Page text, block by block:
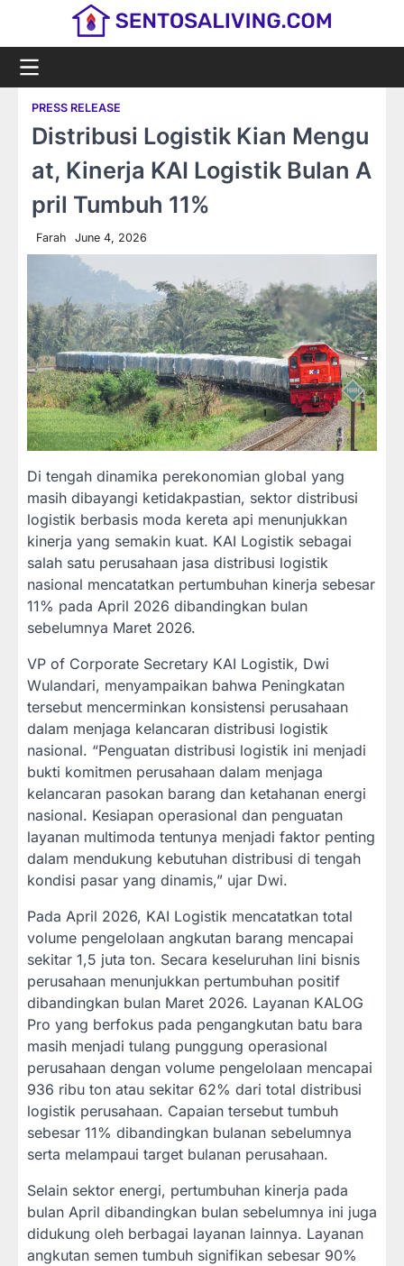
PRESS RELEASE
Distribusi Logistik Kian Mengu
at, Kinerja KAI Logistik Bulan A
pril Tumbuh 11%
Farah June 4, 2026
Di tengah dinamika perekonomian global yang
masih dibayangi ketidakpastian, sektor distribusi
logistik berbasis moda kereta api menunjukkan
kinerja yang semakin kuat. KAI Logistik sebagai
salah satu perusahaan jasa distribusi logistik
nasional mencatatkan pertumbuhan kinerja sebesar
11% pada April 2026 dibandingkan bulan
sebelumnya Maret 2026.
VP of Corporate Secretary KAI Logistik, Dwi
Wulandari, menyampaikan bahwa Peningkatan
tersebut mencerminkan konsistensi perusahaan
dalam menjaga kelancaran distribusi logistik
nasional. “Penguatan distribusi logistik ini menjadi
bukti komitmen perusahaan dalam menjaga
kelancaran pasokan barang dan ketahanan energi
nasional. Kesiapan operasional dan penguatan
layanan multimoda tentunya menjadi faktor penting
dalam mendukung kebutuhan distribusi di tengah
kondisi pasar yang dinamis,” ujar Dwi.
Pada April 2026, KAI Logistik mencatatkan total
volume pengelolaan angkutan barang mencapai
sekitar 1,5 juta ton. Secara keseluruhan lini bisnis
perusahaan menunjukkan pertumbuhan positif
dibandingkan bulan Maret 2026. Layanan KALOG
Pro yang berfokus pada pengangkutan batu bara
masih menjadi tulang punggung operasional
perusahaan dengan volume pengelolaan mencapai
936 ribu ton atau sekitar 62% dari total distribusi
logistik perusahaan. Capaian tersebut tumbuh
sebesar 11% dibandingkan bulanan sebelumnya
serta melampaui target bulanan perusahaan.
Selain sektor energi, pertumbuhan kinerja pada
bulan April dibandingkan bulan sebelumnya ini juga
didukung oleh berbagai layanan lainnya. Layanan
angkutan semen tumbuh signifikan sebesar 90%